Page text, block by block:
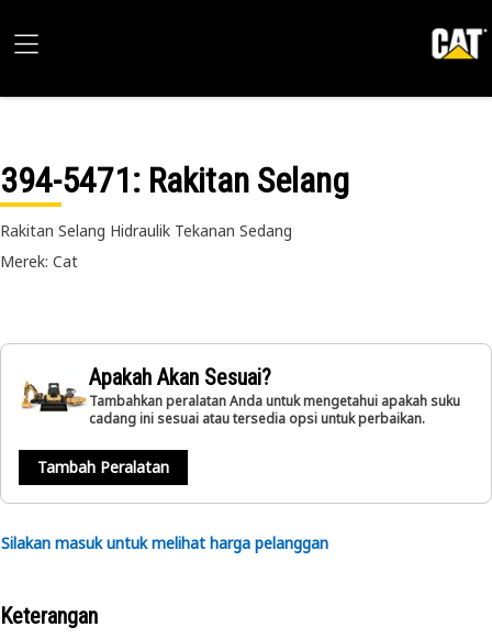
394-5471: Rakitan Selang
Rakitan Selang Hidraulik Tekanan Sedang
Merek: Cat
Apakah Akan Sesuai?
Tambahkan peralatan Anda untuk mengetahui apakah suku
cadang ini sesuai atau tersedia opsi untuk perbaikan.
Tambah Peralatan
Silakan masuk untuk melihat harga pelanggan
Keterangan